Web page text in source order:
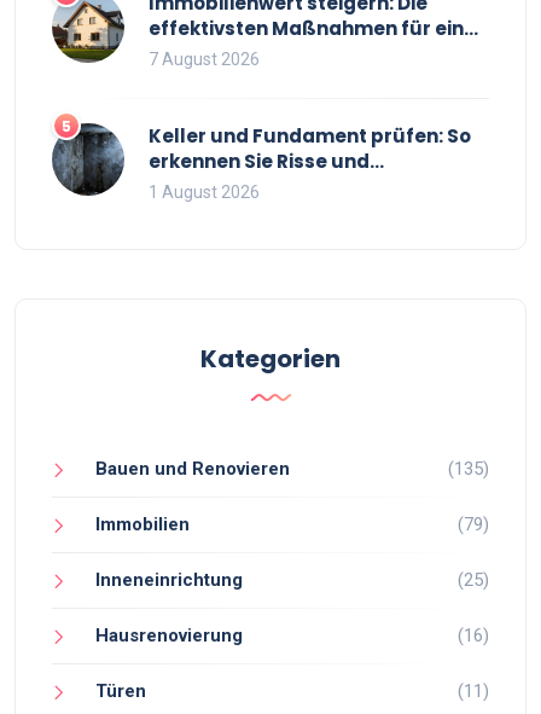
effektivsten Maßnahmen für einen
höheren Verkaufspreis
7 August 2026
5
Keller und Fundament prüfen: So
erkennen Sie Risse und
Feuchtigkeit bei
1 August 2026
Kategorien
Bauen und Renovieren (135)
Immobilien (79)
Inneneinrichtung (25)
Hausrenovierung (16)
Türen (11)